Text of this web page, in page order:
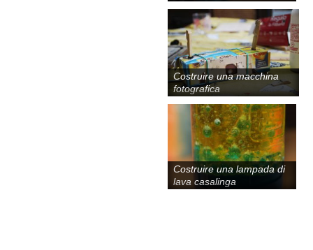
Costruire una macchina
fotografica
Costruire una lampada di
lava casalinga